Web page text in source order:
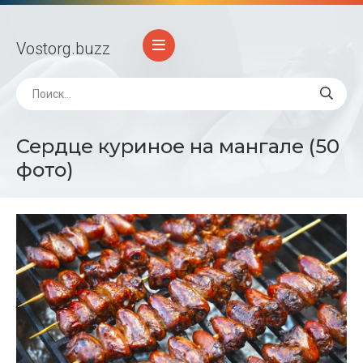
Vostorg.buzz
Сердце куриное на мангале (50
фото)